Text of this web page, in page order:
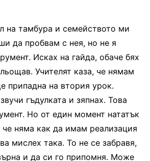
на тамбура и семейството ми
да пробвам с нея, но не я
Исках на гайда, обаче бях
Учителят каза, че нямам
припадна на втория урок.
гъдулката и зяпнах. Това
Но от един момент нататък
няма как да имам реализация
мислех така. То не се забравя,
и да си го припомня. Може